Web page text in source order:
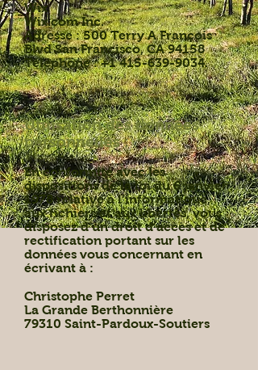
Wix
Wix.com Inc.
Adresse : 500 Terry A François
Blvd San Francisco, CA 94158
Téléphone : +1 415-639-9034.
Utilisation des données
personnelles :
En conformité avec les
dispositions de la loi du 6 janvier
1978 relative à l’informatique,
aux fichiers et aux libertés, vous
disposez d’un droit d’accès et de
rectification portant sur les
données vous concernant en
écrivant à :
Christophe Perret
La Grande Berthonnière
79310 Saint-Pardoux-Soutiers